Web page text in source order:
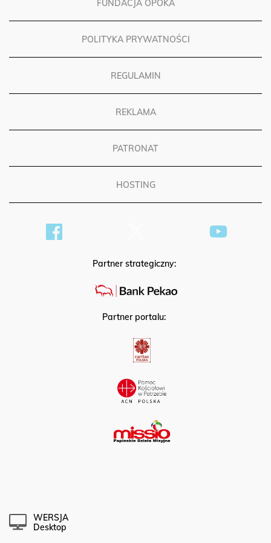
FUNDACJA OPOKA
POLITYKA PRYWATNOŚCI
REGULAMIN
REKLAMA
PATRONAT
HOSTING
Partner strategiczny:
Partner portalu:
WERSJA
Desktop